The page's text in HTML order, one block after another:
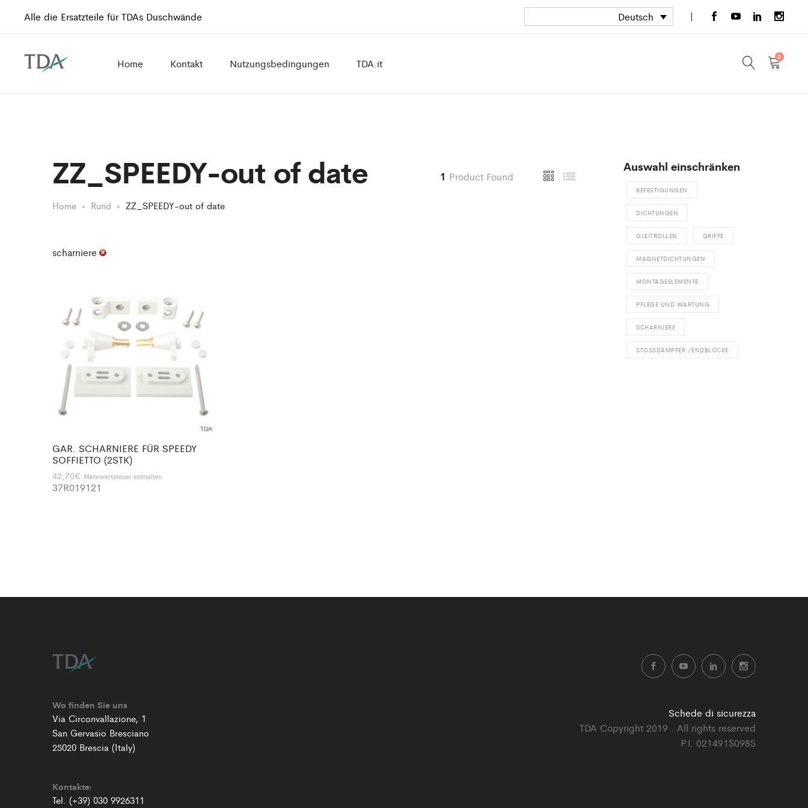
Alle die Ersatzteile für TDAs Duschwände Deutsch
Home Kontakt Nutzungsbedingungen TDA.it 0
ZZ_SPEEDY-out of date
Home Rund ZZ_SPEEDY-out of date
1 Product Found
scharniere
GAR. SCHARNIERE FÜR SPEEDY
SOFFIETTO (2STK)
42,70€ Mehrwertsteuer enthalten
37R019121
Auswahl einschränken
BEFESTIGUNGEN
DICHTUNGEN
GLEITROLLEN GRIFFE
MAGNETDICHTUNGEN
MONTAGEELEMENTE
PFLEGE UND WARTUNG
SCHARNIERE
STOSSDÄMPFER /ENDBLÖCKE
Wo finden Sie uns
Via Circonvallazione, 1
San Gervasio Bresciano
25020 Brescia (Italy)
Kontakte:
Tel. (+39) 030 9926311
Schede di sicurezza
TDA Copyright 2019 . All rights reserved
P.I. 02149150985